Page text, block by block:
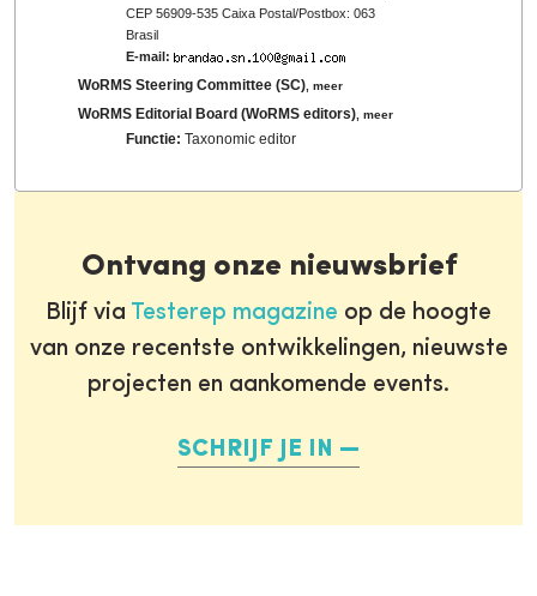
CEP 56909-535 Caixa Postal/Postbox: 063
Brasil
E-mail:
WoRMS Steering Committee (SC) ,meer
WoRMS Editorial Board (WoRMS editors) ,meer
Functie:Taxonomic editor
Ontvang onze nieuwsbrief
Blijf via Testerep magazine op de hoogte
van onze recentste ontwikkelingen, nieuwste
projecten en aankomende events.
SCHRIJF JE IN